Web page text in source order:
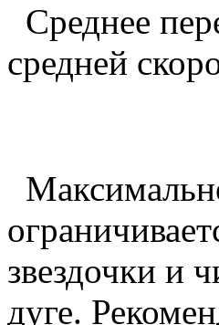
Среднее
средней
звездочки и
дуге.